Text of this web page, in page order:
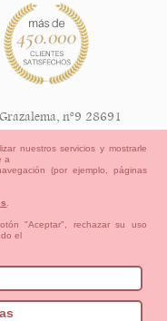
del sitio
nº9 28691
09
nuestros servicios y mostrarle
a
(por ejemplo, páginas
"Aceptar", rechazar su uso
el